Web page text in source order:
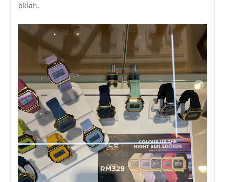
oklah.